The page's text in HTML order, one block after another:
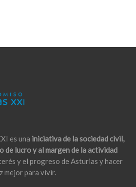
es una iniciativa de la sociedad civil,
de lucro y al margen de la actividad
y el progreso de Asturias y hacer
mejor para vivir.